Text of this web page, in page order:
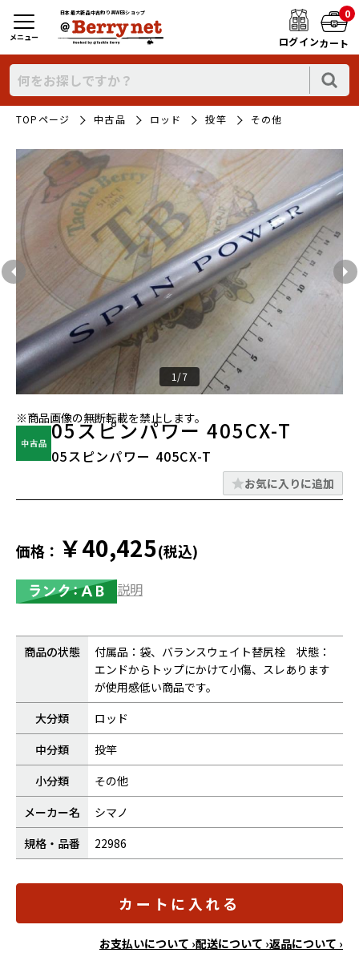
日本最大新品中古釣り具WEBショップ
ログイン
0
カート
メニュー
TOPページ 中古品 ロッド 投竿 その他
1/7
※商品画像の無断転載を禁止します。
05スピンパワー 405CX-T
05スピンパワー 405CX-T
お気に入りに追加
価格： ￥40,425(税込)
説明
商品の状態
付属品：袋、バランスウェイト替尻栓 状態：
エンドからトップにかけて小傷、スレあります
が使用感低い商品です。
大分類
ロッド
中分類
投竿
小分類
その他
メーカー名
シマノ
規格・品番
22986
カートに入れる
お支払いについて ›配送について ›返品について ›